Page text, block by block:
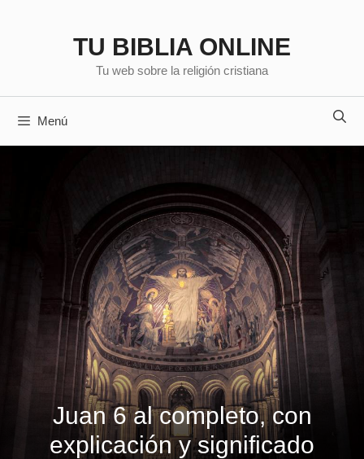
TU BIBLIA ONLINE
Tu web sobre la religión cristiana
Menú
Juan 6 al completo, con
explicación y significado